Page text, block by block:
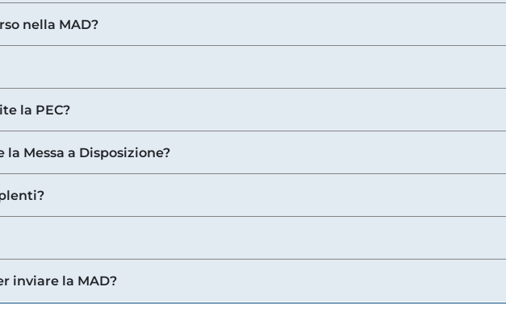
nella MAD?
la PEC?
Messa a Disposizione?
inviare la MAD?